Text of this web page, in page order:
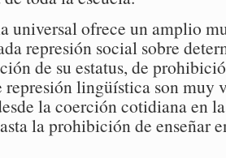
universal ofrece un amplio
represión social sobre
de su estatus, de
represión lingüística son muy
la coerción cotidiana en
la prohibición de enseñar